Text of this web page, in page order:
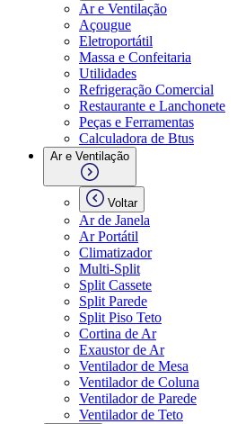
Ar e Ventilação
Açougue
Eletroportátil
Massa e Confeitaria
Utilidades
Refrigeração Comercial
Restaurante e Lanchonete
Peças e Ferramentas
Calculadora de Btus
Ar e Ventilação
Voltar
Ar de Janela
Ar Portátil
Climatizador
Multi-Split
Split Cassete
Split Parede
Split Piso Teto
Cortina de Ar
Exaustor de Ar
Ventilador de Mesa
Ventilador de Coluna
Ventilador de Parede
Ventilador de Teto